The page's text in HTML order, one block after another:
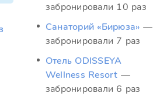
забронировали 10 раз
Санаторий «Бирюза» —
забронировали 7 раз
Отель ODISSEYA
Wellness Resort —
забронировали 6 раз